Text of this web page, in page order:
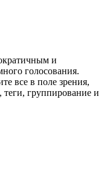
и
голосования.
все в поле зрения,
группирование и